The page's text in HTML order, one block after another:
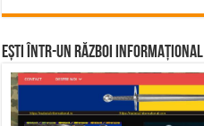
Ești într-un RĂZBOI INFORMAȚIONAL